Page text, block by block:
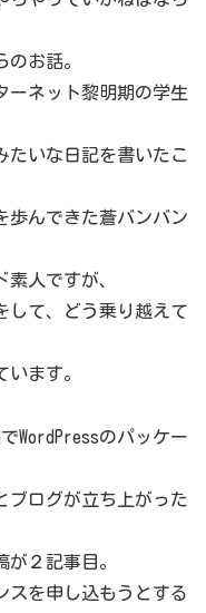
お話。
ーネット黎明期の学生
たいな日記を書いたこ
歩んできた蒼バンバン
人ですが、
して、どう乗り越えて
ます。
WordPressのパッケー
ブログが立ち上がった
２記事目。
スを申し込もうとする